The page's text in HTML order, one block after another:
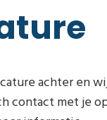
achter en
contact met je